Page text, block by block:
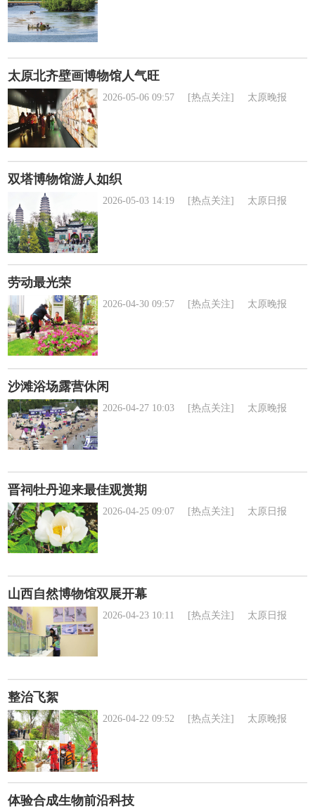
太原北齐壁画博物馆人气旺
2026-05-06 09:57 [热点关注] 太原晚报
双塔博物馆游人如织
2026-05-03 14:19 [热点关注] 太原日报
劳动最光荣
2026-04-30 09:57 [热点关注] 太原晚报
沙滩浴场露营休闲
2026-04-27 10:03 [热点关注] 太原晚报
晋祠牡丹迎来最佳观赏期
2026-04-25 09:07 [热点关注] 太原日报
山西自然博物馆双展开幕
2026-04-23 10:11 [热点关注] 太原日报
整治飞絮
2026-04-22 09:52 [热点关注] 太原晚报
体验合成生物前沿科技